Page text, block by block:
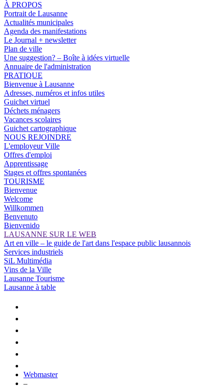
À PROPOS
Portrait de Lausanne
Actualités municipales
Agenda des manifestations
Le Journal + newsletter
Plan de ville
Une suggestion? – Boîte à idées virtuelle
Annuaire de l'administration
PRATIQUE
Bienvenue à Lausanne
Adresses, numéros et infos utiles
Guichet virtuel
Déchets ménagers
Vacances scolaires
Guichet cartographique
NOUS REJOINDRE
L'employeur Ville
Offres d'emploi
Apprentissage
Stages et offres spontanées
TOURISME
Bienvenue
Welcome
Willkommen
Benvenuto
Bienvenido
LAUSANNE SUR LE WEB
Art en ville – le guide de l'art dans l'espace public lausannois
Services industriels
SiL Multimédia
Vins de la Ville
Lausanne Tourisme
Lausanne à table
Webmaster
–